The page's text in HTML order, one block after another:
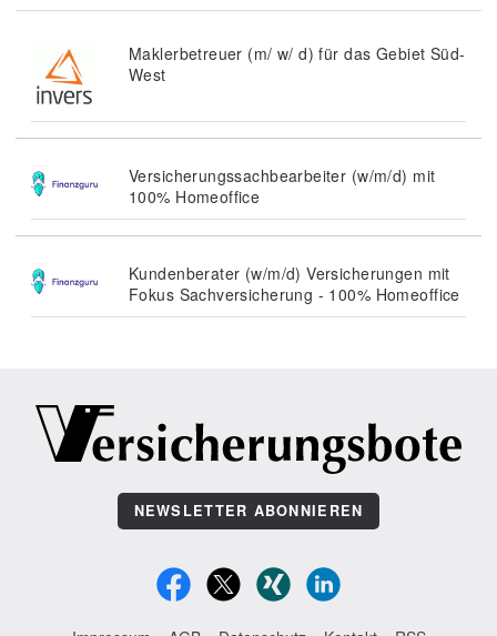
Maklerbetreuer (m/ w/ d) für das Gebiet Süd-
West
Versicherungssachbearbeiter (w/m/d) mit
100% Homeoffice
Kundenberater (w/m/d) Versicherungen mit
Fokus Sachversicherung - 100% Homeoffice
NEWSLETTER ABONNIEREN